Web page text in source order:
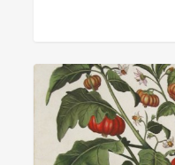
Un
regalo
prezioso.
Stampe